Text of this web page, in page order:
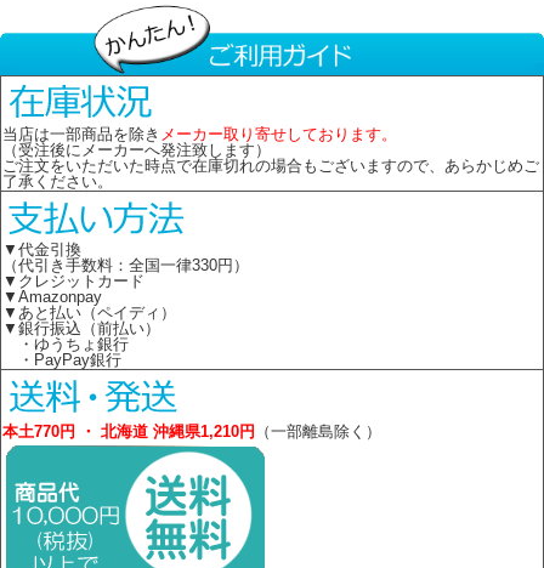
当店は一部商品を除き メーカー取り寄せしております。
（受注後にメーカーへ発注致します）
ご注文をいただいた時点で在庫切れの場合もございますので、あらかじめご
了承ください。
▼代金引換
（代引き手数料：全国一律330円）
▼クレジットカード
▼Amazonpay
▼あと払い（ペイディ）
▼銀行振込（前払い）
・ゆうちょ銀行
・PayPay銀行
本土770円 ・ 北海道 沖縄県1,210円 （一部離島除く）